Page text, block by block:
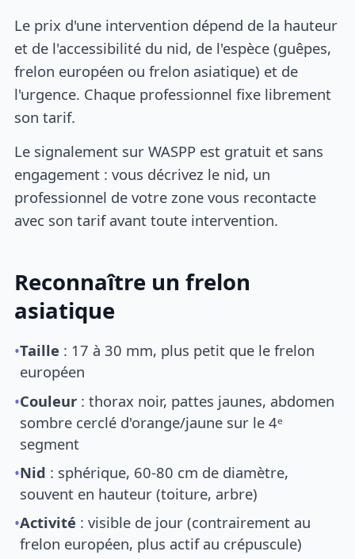
Le prix d'une intervention dépend de la hauteur
et de l'accessibilité du nid, de l'espèce (guêpes,
frelon européen ou frelon asiatique) et de
l'urgence. Chaque professionnel fixe librement
son tarif.
Le signalement sur WASPP est gratuit et sans
engagement : vous décrivez le nid, un
professionnel de votre zone vous recontacte
avec son tarif avant toute intervention.
Reconnaître un frelon
asiatique
•Taille : 17 à 30 mm, plus petit que le frelon
européen
•Couleur : thorax noir, pattes jaunes, abdomen
sombre cerclé d'orange/jaune sur le 4ᵉ
segment
•Nid : sphérique, 60-80 cm de diamètre,
souvent en hauteur (toiture, arbre)
•Activité : visible de jour (contrairement au
frelon européen, plus actif au crépuscule)